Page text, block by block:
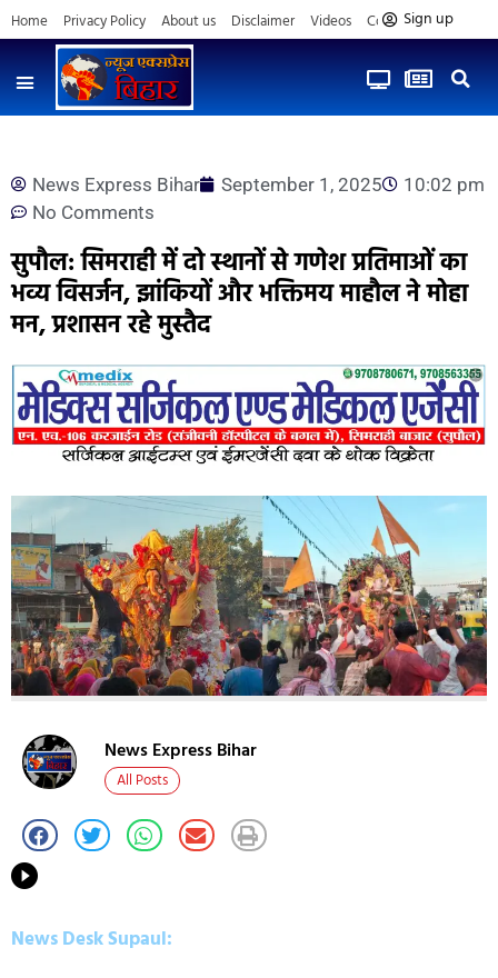
Home Privacy Policy About us Disclaimer Videos Contact us
Sign up
News Express Bihar September 1, 2025
10:02 pm
No Comments
सुपौल: सिमराही में दो स्थानों से गणेश प्रतिमाओं का
भव्य विसर्जन, झांकियों और भक्तिमय माहौल ने मोहा
मन, प्रशासन रहे मुस्तैद
News Express Bihar
All Posts
News Desk Supaul: